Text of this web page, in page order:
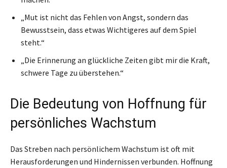
„Mut ist nicht das Fehlen von Angst, sondern das
Bewusstsein, dass etwas Wichtigeres auf dem Spiel
steht.“
„Die Erinnerung an glückliche Zeiten gibt mir die Kraft,
schwere Tage zu überstehen.“
Die Bedeutung von Hoffnung für
persönliches Wachstum
Das Streben nach persönlichem Wachstum ist oft mit
Herausforderungen und Hindernissen verbunden. Hoffnung